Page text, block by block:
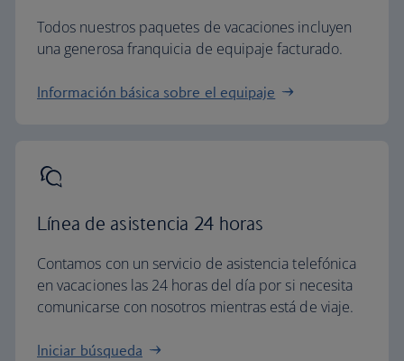
Todos nuestros paquetes de vacaciones incluyen
una generosa franquicia de equipaje facturado.
Información básica sobre el equipaje
Línea de asistencia 24 horas
Contamos con un servicio de asistencia telefónica
en vacaciones las 24 horas del día por si necesita
comunicarse con nosotros mientras está de viaje.
Iniciar búsqueda